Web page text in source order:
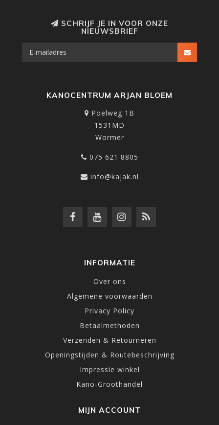
SCHRIJF JE IN VOOR ONZE
NIEUWSBRIEF
KANOCENTRUM ARJAN BLOEM
Poelweg 1B
1531MD
Wormer
075 621 8805
info@kajak.nl
INFORMATIE
Over ons
Algemene voorwaarden
Privacy Policy
Betaalmethoden
Verzenden & Retourneren
Openingstijden & Routebeschrijving
Impressie winkel
Kano-Groothandel
MIJN ACCOUNT